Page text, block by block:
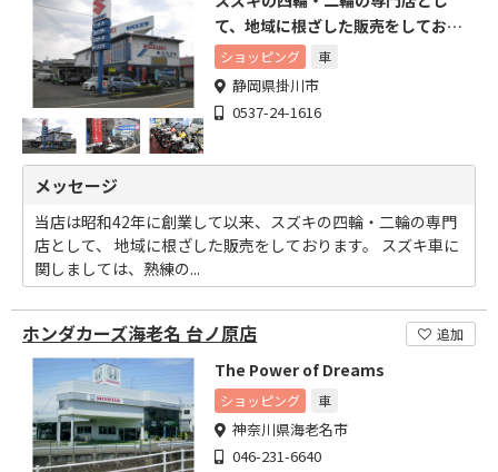
て、地域に根ざした販売をしており
ます。
ショッピング 車
静岡県掛川市
0537-24-1616
メッセージ
当店は昭和42年に創業して以来、スズキの四輪・二輪の専門
店として、 地域に根ざした販売をしております。 スズキ車に
関しましては、熟練の...
ホンダカーズ海老名 台ノ原店 追加
The Power of Dreams
ショッピング 車
神奈川県海老名市
046-231-6640